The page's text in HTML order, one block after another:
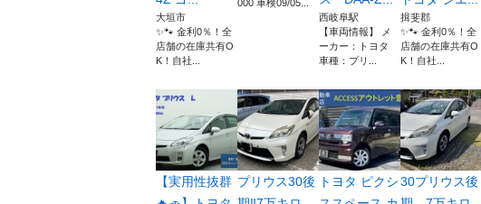
大垣市
✨🐾 金利0％！全
店舗の在庫共有O
K！自社...
000 車検09/05...
西岐阜駅
【車両情報】 メ
ーカー：トヨタ
車種：プリ...
揖斐郡
✨🐾 金利0％！全
店舗の在庫共有O
K！自社...
【実用性抜群 プリウス30後
トヨタ ピクシ30プリウス後